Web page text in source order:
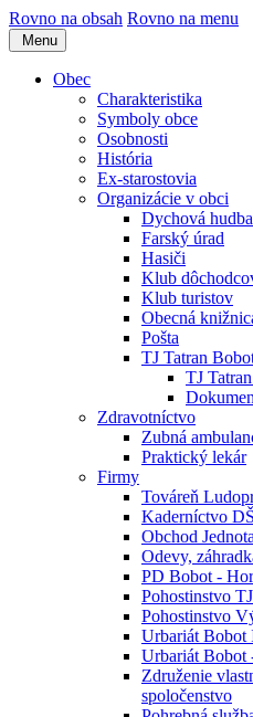
Rovno na obsah Rovno na menu
Menu
Obec
Charakteristika
Symboly obce
Osobnosti
História
Ex-starostovia
Organizácie v obci
Dychová
Farský úrad
Hasiči
Klub
Klub turistov
Obecná
Pošta
TJ Tatran
TJ
Zdravotníctvo
Zubná
Praktický lekár
Firmy
Továreň
Kaderníctvo DŠ
Obchod Jednota
Odevy,
PD Bobot -
Pohostinstvo TJ
Pohostinstvo
Urbariát Bobot
Urbariát Bobot
Združenie
spoločenstvo